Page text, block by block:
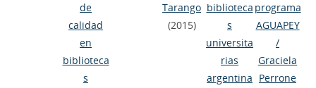
de
calidad
en
biblioteca
s
Tarango
(2015)
biblioteca
s
universita
rias
argentina
programa
AGUAPEY
/
Graciela
Perrone